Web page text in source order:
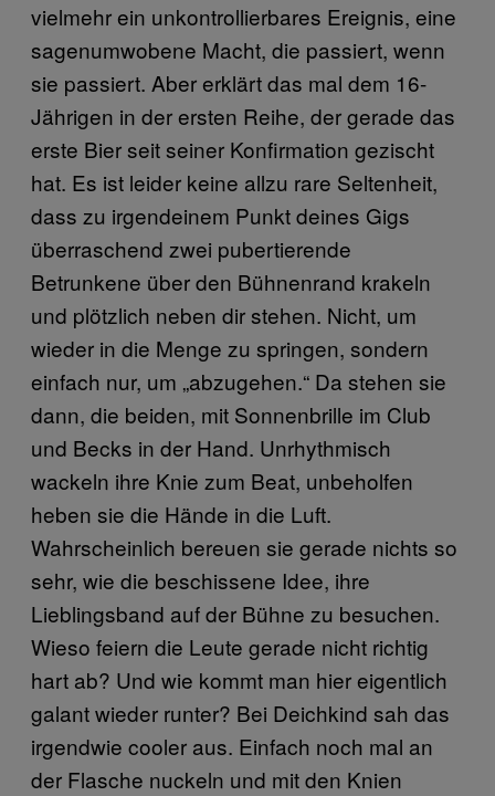
vielmehr ein unkontrollierbares Ereignis, eine
sagenumwobene Macht, die passiert, wenn
sie passiert. Aber erklärt das mal dem 16-
Jährigen in der ersten Reihe, der gerade das
erste Bier seit seiner Konfirmation gezischt
hat. Es ist leider keine allzu rare Seltenheit,
dass zu irgendeinem Punkt deines Gigs
überraschend zwei pubertierende
Betrunkene über den Bühnenrand krakeln
und plötzlich neben dir stehen. Nicht, um
wieder in die Menge zu springen, sondern
einfach nur, um „abzugehen.“ Da stehen sie
dann, die beiden, mit Sonnenbrille im Club
und Becks in der Hand. Unrhythmisch
wackeln ihre Knie zum Beat, unbeholfen
heben sie die Hände in die Luft.
Wahrscheinlich bereuen sie gerade nichts so
sehr, wie die beschissene Idee, ihre
Lieblingsband auf der Bühne zu besuchen.
Wieso feiern die Leute gerade nicht richtig
hart ab? Und wie kommt man hier eigentlich
galant wieder runter? Bei Deichkind sah das
irgendwie cooler aus. Einfach noch mal an
der Flasche nuckeln und mit den Knien